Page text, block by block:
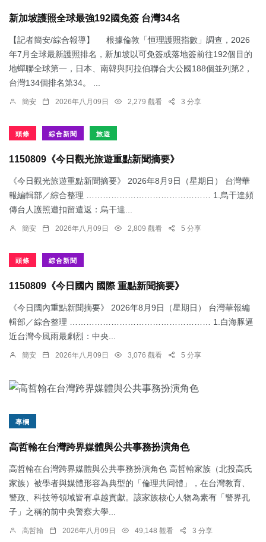
新加坡護照全球最強192國免簽 台灣34名
【記者簡安/綜合報導】 根據倫敦「恒理護照指數」調查，2026
年7月全球最新護照排名，新加坡以可免簽或落地簽前往192個目的
地蟬聯全球第一，日本、南韓與阿拉伯聯合大公國188個並列第2，
台灣134個排名第34。 ...
簡安 2026年八月09日 2,279 觀看 3 分享
頭條 綜合新聞 旅遊
1150809《今日觀光旅遊重點新聞摘要》
《今日觀光旅遊重點新聞摘要》 2026年8月9日（星期日） 台灣華
報編輯部／綜合整理 ……………………………………… 1.烏干達頻
傳台人護照遭扣留遣返：​烏干達...
簡安 2026年八月09日 2,809 觀看 5 分享
頭條 綜合新聞
1150809《今日國內 國際 重點新聞摘要》
《今日國內重點新聞摘要》 2026年8月9日（星期日） 台灣華報編
輯部／綜合整理 …………………………………………… 1.白海豚逼
近台灣今風雨最劇烈：中央...
簡安 2026年八月09日 3,076 觀看 5 分享
專欄
高哲翰在台灣跨界媒體與公共事務扮演角色
高哲翰在台灣跨界媒體與公共事務扮演角色 高哲翰家族（北投高氏
家族）被學者與媒體形容為典型的「倫理共同體」，在台灣教育、
警政、科技等領域皆有卓越貢獻。該家族核心人物為素有「警界孔
子」之稱的前中央警察大學...
高哲翰 2026年八月09日 49,148 觀看 3 分享